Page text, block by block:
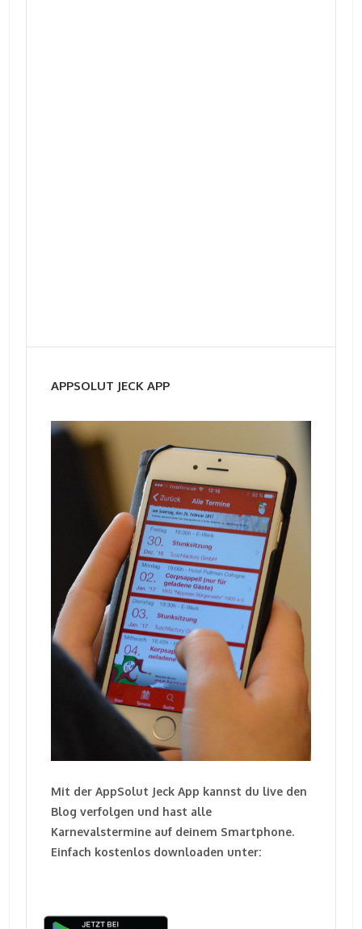
APPSOLUT JECK APP
Mit der AppSolut Jeck App kannst du live den
Blog verfolgen und hast alle
Karnevalstermine auf deinem Smartphone.
Einfach kostenlos downloaden unter: